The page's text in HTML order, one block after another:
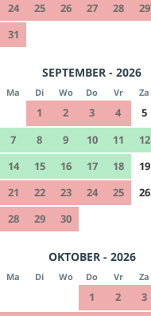
24
25 26 27 28 29
31
SEPTEMBER - 2026
Ma Di Wo Do Vr Za
1 2 3 4 5
7
8 9 10 11 12
14
15 16 17 18 19
21
22 23 24 25 26
28
29 30
OKTOBER - 2026
Ma Di Wo Do Vr Za
1 2 3